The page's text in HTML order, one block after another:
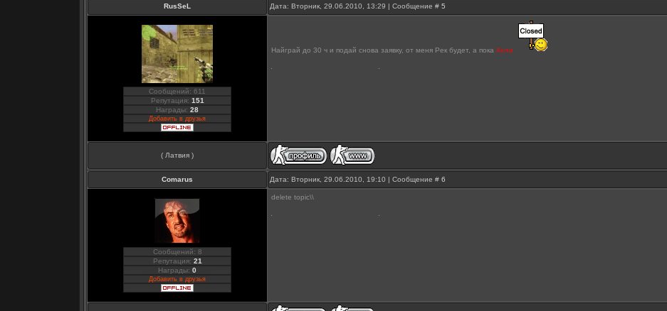
RusSeL Дата: Вторник, 29.06.2010, 13:29 | Сообщение # 5
Сообщений: 611
Репутация: 151
Награды: 28
Добавить в друзья
Найграй до 30 ч и подай снова заявку, от меня Рек будет, а пока Анти
( Латвия )
Comarus Дата: Вторник, 29.06.2010, 19:10 | Сообщение # 6
Сообщений: 8
Репутация: 21
Награды: 0
Добавить в друзья
delete topic\\